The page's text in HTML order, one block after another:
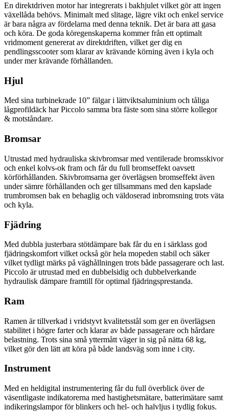
En direktdriven motor har integrerats i bakhjulet vilket gör att ingen
växellåda behövs. Minimalt med slitage, lägre vikt och enkel service
är bara några av fördelarna med denna teknik. Det är bara att gasa
och köra. De goda köregenskaperna kommer från ett optimalt
vridmoment genererat av direktdriften, vilket ger dig en
pendlingsscooter som klarar av krävande körning även i kyla och
under mer krävande förhållanden.
Hjul
Med sina turbinekrade 10” fälgar i lättviktsaluminium och tåliga
lågprofildäck har Piccolo samma bra fäste som sina större kollegor
& motståndare.
Bromsar
Utrustad med hydrauliska skivbromsar med ventilerade bromsskivor
och enkel kolvs-ok fram och får du full bromseffekt oavsett
körförhållanden. Skivbromsarna ger överlägsen bromseffekt även
under sämre förhållanden och ger tillsammans med den kapslade
trumbromsen bak en behaglig och väldoserad inbromsning trots väta
och kyla.
Fjädring
Med dubbla justerbara stötdämpare bak får du en i särklass god
fjädringskomfort vilket också gör hela mopeden stabil och säker
vilket tydligt märks på väghållningen trots både passagerare och last.
Piccolo är utrustad med en dubbelsidig och dubbelverkande
hydraulisk dämpare framtill för optimal fjädringsprestanda.
Ram
Ramen är tillverkad i vridstyvt kvalitetsstål som ger en överlägsen
stabilitet i högre farter och klarar av både passagerare och hårdare
belastning. Trots sina små yttermått väger in sig på nätta 68 kg,
vilket gör den lätt att köra på både landsväg som inne i city.
Instrument
Med en heldigital instrumentering får du full överblick över de
väsentligaste indikatorerna med hastighetsmätare, batterimätare samt
indikeringslampor för blinkers och hel- och halvljus i tydlig fokus.